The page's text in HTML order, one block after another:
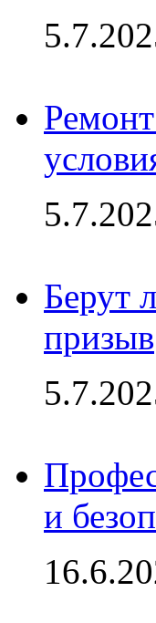
Берут
призыв
и